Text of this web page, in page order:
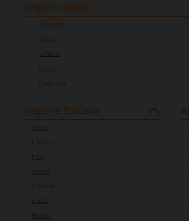
Regioni d'Italia
Toscana
Sicilia
Umbria
Puglia
Piemonte
Regione Toscana
Siena
Firenze
Pisa
Arezzo
Grosseto
Lucca
Pistoia